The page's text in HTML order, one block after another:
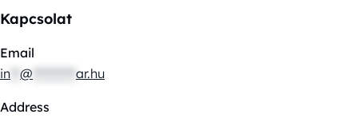
Kapcsolat
Email
in @ ar.hu
Address